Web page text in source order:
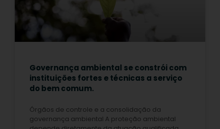
Governança ambiental se constrói com
instituições fortes e técnicas a serviço
do bem comum.
Órgãos de controle e a consolidação da
governança ambiental A proteção ambiental